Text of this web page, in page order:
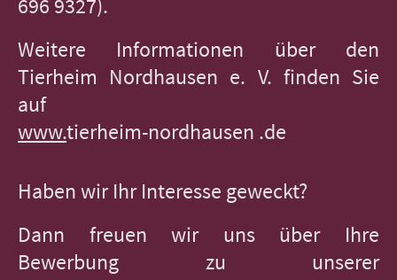
696 9327).
Weitere Informationen über den
Tierheim Nordhausen e. V. finden Sie
auf
www.tierheim-nordhausen .de
Haben wir Ihr Interesse geweckt?
Dann freuen wir uns über Ihre
Bewerbung zu unserer